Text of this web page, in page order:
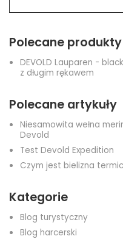
Polecane produkty
DEVOLD Lauparen -
z długim rękawem
Polecane artykuły
Niesamowita wełna
Devold
Test Devold Expedition
Czym jest bielizna
Kategorie
Blog turystyczny
Blog harcerski